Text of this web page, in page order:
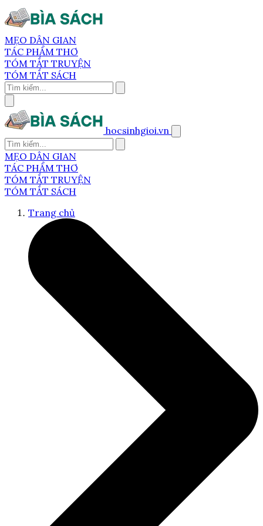
MẸO DÂN GIAN
TÁC PHẨM THƠ
TÓM TẮT TRUYỆN
TÓM TẮT SÁCH
hocsinhgioi.vn
MẸO DÂN GIAN
TÁC PHẨM THƠ
TÓM TẮT TRUYỆN
TÓM TẮT SÁCH
Trang chủ